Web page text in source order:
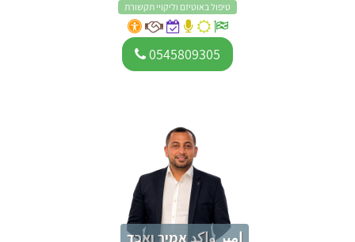
טיפול באוטיזם וליקויי תקשורת
0545809305
امير واكد אמיר ואכד